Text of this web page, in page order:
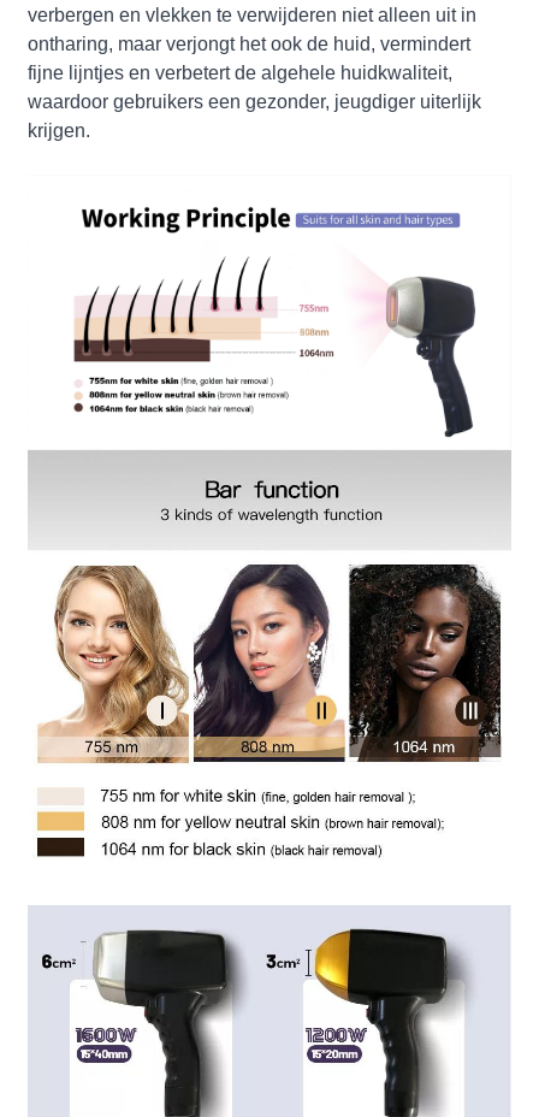
verbergen en vlekken te verwijderen niet alleen uit in
ontharing, maar verjongt het ook de huid, vermindert
fijne lijntjes en verbetert de algehele huidkwaliteit,
waardoor gebruikers een gezonder, jeugdiger uiterlijk
krijgen.